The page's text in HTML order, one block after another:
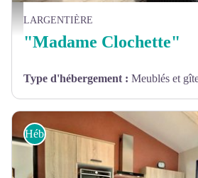
La terrasse panoramique ombragée par le chêne -
LARGENTIÈRE
"Madame Clochette"
Type d'hébergement : Meublés et
Hébergements